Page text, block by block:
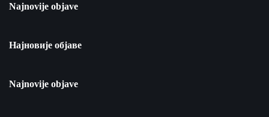
Najnovije objave
Најновије објаве
Najnovije objave